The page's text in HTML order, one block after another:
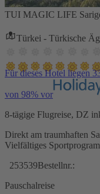
TUI MAGIC LIFE
Türkei - Türkische
Für dieses Hotel liegen
von 98% vor
8-tägige Flugreise, DZ
Direkt am traumhaften
Vielfältiges
253539Bestellnr.:
Pauschalreise